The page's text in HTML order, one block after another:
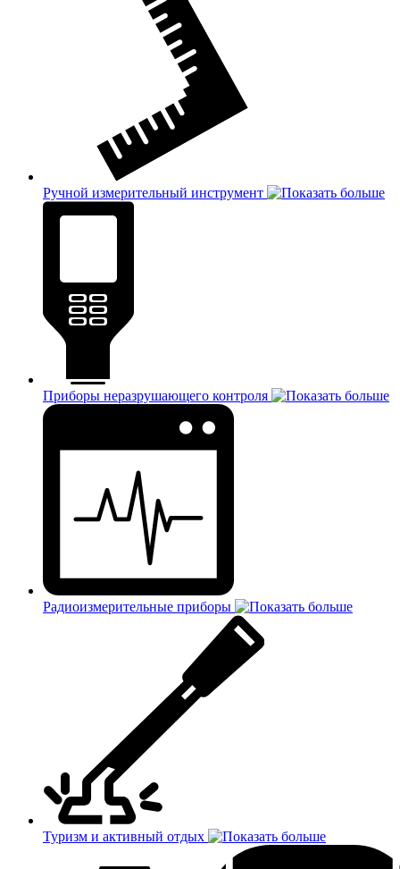
Ручной измерительный инструмент
Приборы неразрушающего контроля
Радиоизмерительные приборы
Туризм и активный отдых